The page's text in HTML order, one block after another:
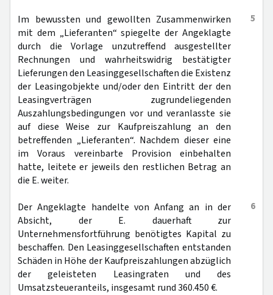
5
Im bewussten und gewollten Zusammenwirken
mit dem „Lieferanten“ spiegelte der Angeklagte
durch die Vorlage unzutreffend ausgestellter
Rechnungen und wahrheitswidrig bestätigter
Lieferungen den Leasinggesellschaften die Existenz
der Leasingobjekte und/oder den Eintritt der den
Leasingverträgen zugrundeliegenden
Auszahlungsbedingungen vor und veranlasste sie
auf diese Weise zur Kaufpreiszahlung an den
betreffenden „Lieferanten“. Nachdem dieser eine
im Voraus vereinbarte Provision einbehalten
hatte, leitete er jeweils den restlichen Betrag an
die E. weiter.
6
Der Angeklagte handelte von Anfang an in der
Absicht, der E. dauerhaft zur
Unternehmensfortführung benötigtes Kapital zu
beschaffen. Den Leasinggesellschaften entstanden
Schäden in Höhe der Kaufpreiszahlungen abzüglich
der geleisteten Leasingraten und des
Umsatzsteueranteils, insgesamt rund 360.450 €.